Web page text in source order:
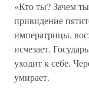
«Кто ты? Зачем
привидение
императрицы,
исчезает.
уходит к себе.
умирает.